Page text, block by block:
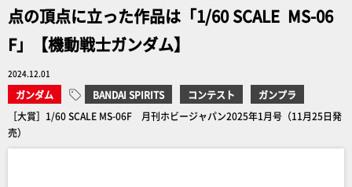
点の頂点に立った作品は「1/60 SCALE MS-06
F」【機動戦士ガンダム】
2024.12.01
ガンダム BANDAI SPIRITS コンテスト
ガンプラ
［大賞］1/60 SCALE MS-06F 月刊ホビージャパン2025年1月号（11月25日発
売）